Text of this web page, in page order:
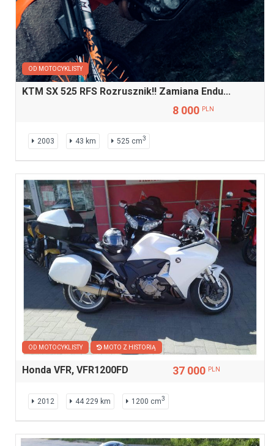
OD MOTOCYKLISTY
KTM SX 525 RFS Rozrusznik!! Zamiana Endu...
8 000 PLN
2003 43 km 525 cm3
OD MOTOCYKLISTY MOTO Z HISTORIĄ
Honda VFR, VFR1200FD 37 000 PLN
2012 44 229 km 1200 cm3